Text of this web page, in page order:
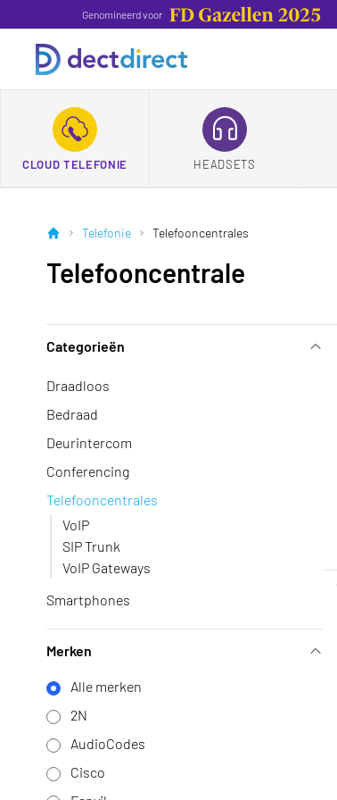
Genomineerd voor
CLOUD TELEFONIE HEADSETS
Telefonie Telefooncentrales
Telefooncentrale
Categorieën
Draadloos
Bedraad
Deurintercom
Conferencing
Telefooncentrales
VoIP
SIP Trunk
VoIP Gateways
Smartphones
Merken
Alle merken
2N
AudioCodes
Cisco